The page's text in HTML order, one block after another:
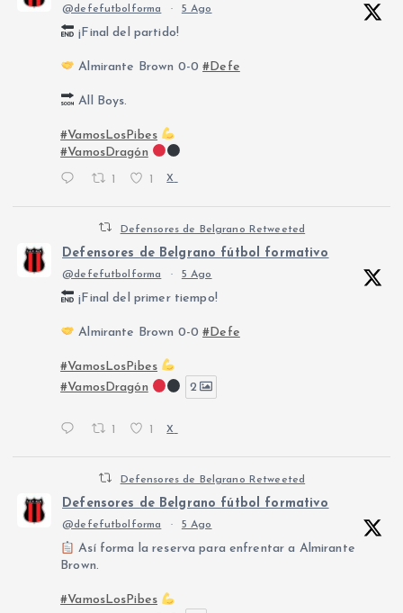
@defefutbolforma · 5 Ago
¡Final del partido!
Almirante Brown 0-0#Defe
All Boys.
#VamosLosPibes
#VamosDragón
1 1 X
Defensores de Belgrano Retweeted
Defensores de Belgrano fútbol formativo
@defefutbolforma · 5 Ago
¡Final del primer tiempo!
Almirante Brown 0-0#Defe
#VamosLosPibes
#VamosDragón
2
X
Defensores de Belgrano Retweeted
Defensores de Belgrano fútbol formativo
@defefutbolforma · 5 Ago
Así forma la reserva para enfrentar a Almirante
Brown.
#VamosLosPibes